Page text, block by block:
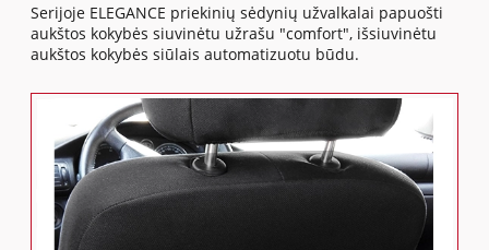
Serijoje ELEGANCE priekinių sėdynių užvalkalai papuošti
aukštos kokybės siuvinėtu užrašu "comfort", išsiuvinėtu
aukštos kokybės siūlais automatizuotu būdu.